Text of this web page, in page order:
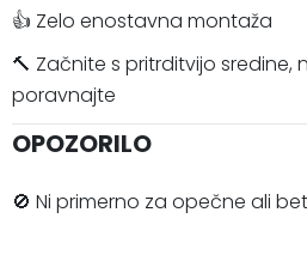
👍 Zelo enostavna montaža
🔨 Začnite s pritrditvijo
poravnajte
OPOZORILO
🚫 Ni primerno za opečne ali